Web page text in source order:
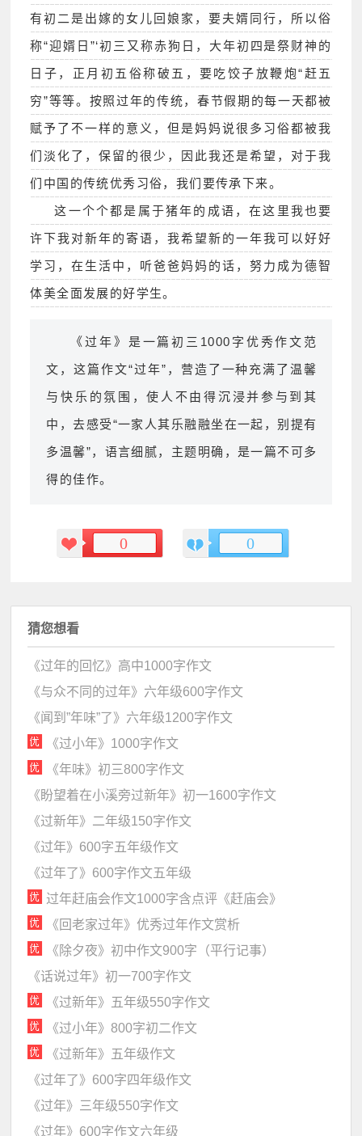
有初二是出嫁的女儿回娘家，要夫婿同行，所以俗
称“迎婿日”‘初三又称赤狗日，大年初四是祭财神的
日子，正月初五俗称破五，要吃饺子放鞭炮“赶五
穷”等等。按照过年的传统，春节假期的每一天都被
赋予了不一样的意义，但是妈妈说很多习俗都被我
们淡化了，保留的很少，因此我还是希望，对于我
们中国的传统优秀习俗，我们要传承下来。
这一个个都是属于猪年的成语，在这里我也要
许下我对新年的寄语，我希望新的一年我可以好好
学习，在生活中，听爸爸妈妈的话，努力成为德智
体美全面发展的好学生。
《过年》是一篇初三1000字优秀作文范
文，这篇作文“过年”，营造了一种充满了温馨
与快乐的氛围，使人不由得沉浸并参与到其
中，去感受“一家人其乐融融坐在一起，别提有
多温馨”，语言细腻，主题明确，是一篇不可多
得的佳作。
0 0
猜您想看
《过年的回忆》高中1000字作文
《与众不同的过年》六年级600字作文
《闻到”年味”了》六年级1200字作文
《过小年》1000字作文
《年味》初三800字作文
《盼望着在小溪旁过新年》初一1600字作文
《过新年》二年级150字作文
《过年》600字五年级作文
《过年了》600字作文五年级
过年赶庙会作文1000字含点评《赶庙会》
《回老家过年》优秀过年作文赏析
《除夕夜》初中作文900字（平行记事）
《话说过年》初一700字作文
《过新年》五年级550字作文
《过小年》800字初二作文
《过新年》五年级作文
《过年了》600字四年级作文
《过年》三年级550字作文
《过年》600字作文六年级